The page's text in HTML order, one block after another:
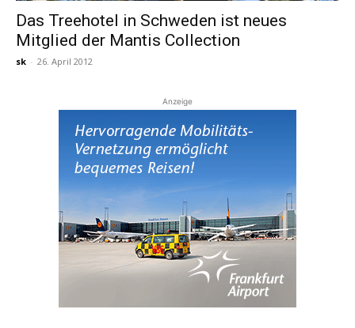
Reiseempfehlungen.
Das Treehotel in Schweden ist neues
Mitglied der Mantis Collection
sk - 26. April 2012
Anzeige